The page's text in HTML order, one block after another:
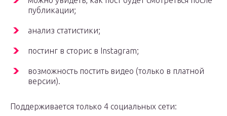
публикации;
анализ статистики;
постинг в сторис в Instagram;
возможность постить видео (только в платной
версии).
Поддерживается только 4 социальных сети: